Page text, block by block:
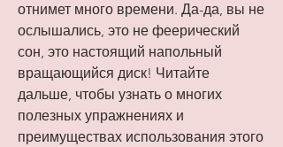
отнимет много времени. Да-да, вы не
ослышались, это не феерический
сон, это настоящий напольный
вращающийся диск! Читайте
дальше, чтобы узнать о многих
полезных упражнениях и
преимуществах использования этого